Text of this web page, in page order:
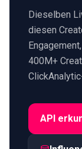
Dieselben
diesen
400M+
API